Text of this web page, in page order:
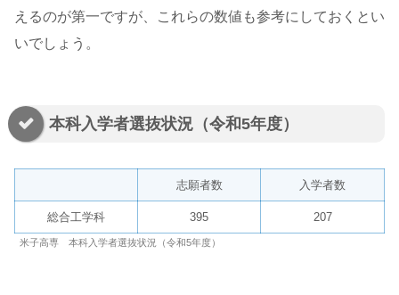
えるのが第一ですが、これらの数値も参考にしておくとい
いでしょう。
本科入学者選抜状況（令和5年度）
志願者数 入学者数
総合工学科 395 207
米子高専 本科入学者選抜状況（令和5年度）